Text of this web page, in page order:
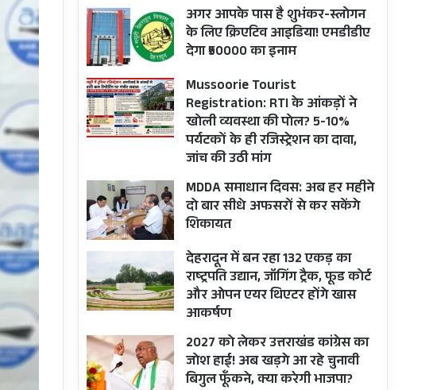
अगर आपके पास है शुभंकर-स्लोगन
के लिए क्रिएटिव आइडिया! एमडीडीए
देगा ₹50000 का इनाम
Mussoorie Tourist
Registration: RTI के आंकड़ों ने
खोली व्यवस्था की पोल? 5-10%
पर्यटकों के ही रजिस्ट्रेशन का दावा,
जांच की उठी मांग
MDDA समाधान दिवस: अब हर महीने
दो बार सीधे अफसरों से कर सकेंगे
शिकायत
देहरादून में बन रहा 132 एकड़ का
राष्ट्रपति उद्यान, जॉगिंग ट्रैक, फूड कोर्ट
और ओपन एयर थिएटर होंगे खास
आकर्षण
2027 को लेकर उत्तराखंड कांग्रेस का
जोश हाई! अब खड़गे आ रहे चुनावी
बिगुल फूँकने, क्या करेगी भाजपा?